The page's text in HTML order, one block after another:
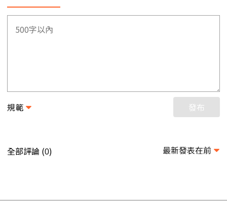
規範 發布
全部評論 (0) 最新發表在前